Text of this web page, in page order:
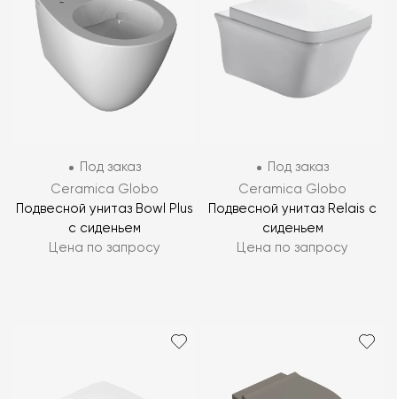
Под заказ
Ceramica Globo
Подвесной унитаз Bowl Plus
с сиденьем
Цена по запросу
Под заказ
Ceramica Globo
Подвесной унитаз Relais с
сиденьем
Цена по запросу